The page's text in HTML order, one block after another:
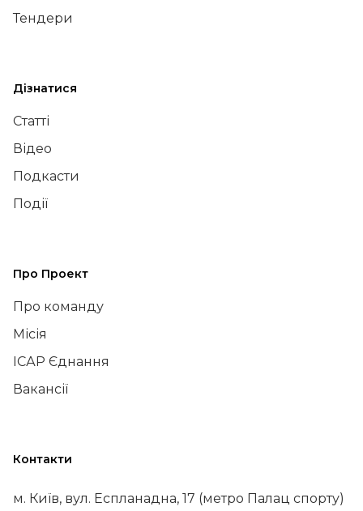
Тендери
Дізнатися
Статті
Відео
Подкасти
Події
Про Проект
Про команду
Місія
ІСАР Єднання
Вакансії
Контакти
м. Київ, вул. Еспланадна, 17 (метро Палац спорту)